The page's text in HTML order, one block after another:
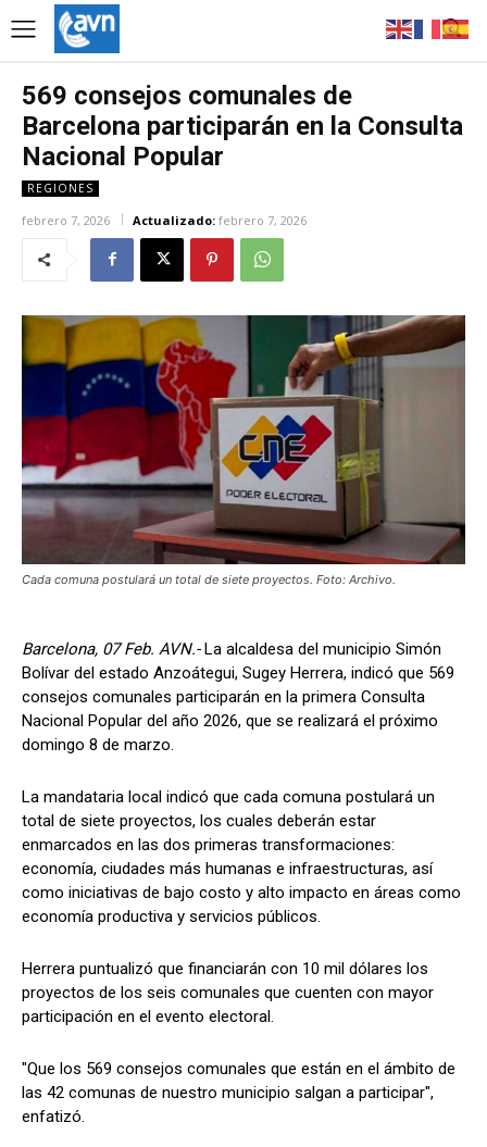
569 consejos comunales de
Barcelona participarán en la Consulta
Nacional Popular
REGIONES
febrero 7, 2026 Actualizado: febrero 7, 2026
Cada comuna postulará un total de siete proyectos. Foto: Archivo.
Barcelona, 07 Feb. AVN.-La alcaldesa del municipio Simón
Bolívar del estado Anzoátegui, Sugey Herrera, indicó que 569
consejos comunales participarán en la primera Consulta
Nacional Popular del año 2026, que se realizará el próximo
domingo 8 de marzo.
La mandataria local indicó que cada comuna postulará un
total de siete proyectos, los cuales deberán estar
enmarcados en las dos primeras transformaciones:
economía, ciudades más humanas e infraestructuras, así
como iniciativas de bajo costo y alto impacto en áreas como
economía productiva y servicios públicos.
Herrera puntualizó que financiarán con 10 mil dólares los
proyectos de los seis comunales que cuenten con mayor
participación en el evento electoral.
"Que los 569 consejos comunales que están en el ámbito de
las 42 comunas de nuestro municipio salgan a participar",
enfatizó.